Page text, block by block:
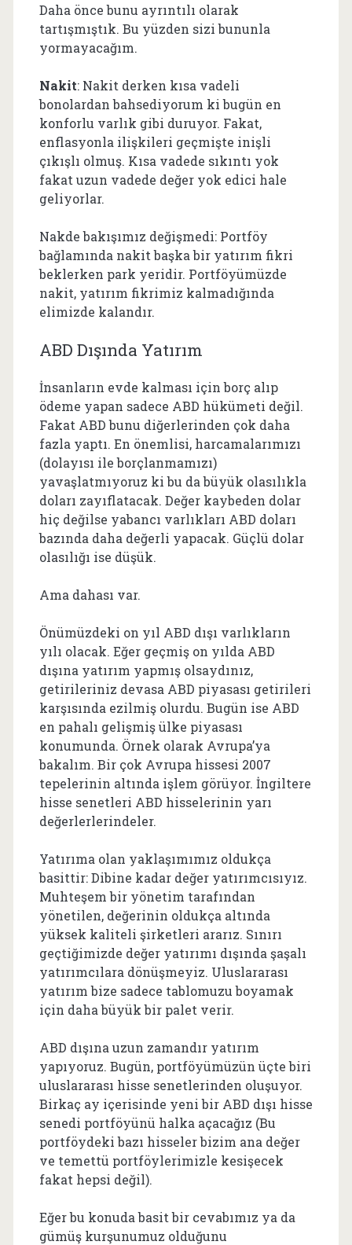
Daha önce bunu ayrıntılı olarak
tartışmıştık. Bu yüzden sizi bununla
yormayacağım.
Nakit: Nakit derken kısa vadeli
bonolardan bahsediyorum ki bugün en
konforlu varlık gibi duruyor. Fakat,
enflasyonla ilişkileri geçmişte inişli
çıkışlı olmuş. Kısa vadede sıkıntı yok
fakat uzun vadede değer yok edici hale
geliyorlar.
Nakde bakışımız değişmedi: Portföy
bağlamında nakit başka bir yatırım fikri
beklerken park yeridir. Portföyümüzde
nakit, yatırım fikrimiz kalmadığında
elimizde kalandır.
ABD Dışında Yatırım
İnsanların evde kalması için borç alıp
ödeme yapan sadece ABD hükümeti değil.
Fakat ABD bunu diğerlerinden çok daha
fazla yaptı. En önemlisi, harcamalarımızı
(dolayısı ile borçlanmamızı)
yavaşlatmıyoruz ki bu da büyük olasılıkla
doları zayıflatacak. Değer kaybeden dolar
hiç değilse yabancı varlıkları ABD doları
bazında daha değerli yapacak. Güçlü dolar
olasılığı ise düşük.
Ama dahası var.
Önümüzdeki on yıl ABD dışı varlıkların
yılı olacak. Eğer geçmiş on yılda ABD
dışına yatırım yapmış olsaydınız,
getirileriniz devasa ABD piyasası getirileri
karşısında ezilmiş olurdu. Bugün ise ABD
en pahalı gelişmiş ülke piyasası
konumunda. Örnek olarak Avrupa’ya
bakalım. Bir çok Avrupa hissesi 2007
tepelerinin altında işlem görüyor. İngiltere
hisse senetleri ABD hisselerinin yarı
değerlerlerindeler.
Yatırıma olan yaklaşımımız oldukça
basittir: Dibine kadar değer yatırımcısıyız.
Muhteşem bir yönetim tarafından
yönetilen, değerinin oldukça altında
yüksek kaliteli şirketleri ararız. Sınırı
geçtiğimizde değer yatırımı dışında şaşalı
yatırımcılara dönüşmeyiz. Uluslararası
yatırım bize sadece tablomuzu boyamak
için daha büyük bir palet verir.
ABD dışına uzun zamandır yatırım
yapıyoruz. Bugün, portföyümüzün üçte biri
uluslararası hisse senetlerinden oluşuyor.
Birkaç ay içerisinde yeni bir ABD dışı hisse
senedi portföyünü halka açacağız (Bu
portföydeki bazı hisseler bizim ana değer
ve temettü portföylerimizle kesişecek
fakat hepsi değil).
Eğer bu konuda basit bir cevabımız ya da
gümüş kurşunumuz olduğunu